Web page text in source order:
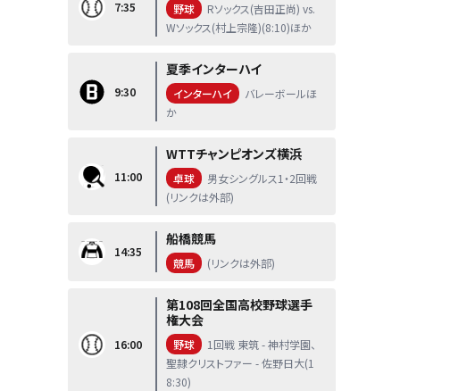
7:35 野球
Rソックス(吉田正尚) vs.
Wソックス(村上宗隆)(8:10)ほか
9:30
夏季インターハイ
インターハイ
バレーボールほ
か
11:00
WTTチャンピオンズ横浜
卓球
男女シングルス1・2回戦
(リンクは外部)
14:35
船橋競馬
競馬 (リンクは外部)
16:00
第108回全国高校野球選手
権大会
野球
1回戦 東筑 - 神村学園、
聖隷クリストファー - 佐野日大(1
8:30)